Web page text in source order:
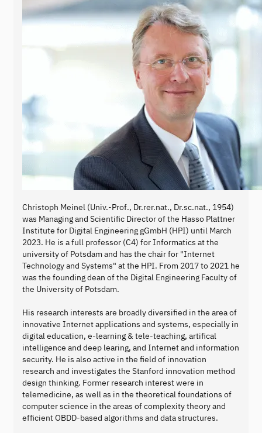
Christoph Meinel (Univ.-Prof., Dr.rer.nat., Dr.sc.nat., 1954)
was Managing and Scientific Director of the Hasso Plattner
Institute for Digital Engineering gGmbH (HPI) until March
2023. He is a full professor (C4) for Informatics at the
university of Potsdam and has the chair for "Internet
Technology and Systems" at the HPI. From 2017 to 2021 he
was the founding dean of the Digital Engineering Faculty of
the University of Potsdam.
His research interests are broadly diversified in the area of
innovative Internet applications and systems, especially in
digital education, e-learning & tele-teaching, artifical
intelligence and deep learing, and Internet and information
security. He is also active in the field of innovation
research and investigates the Stanford innovation method
design thinking. Former research interest were in
telemedicine, as well as in the theoretical foundations of
computer science in the areas of complexity theory and
efficient OBDD-based algorithms and data structures.